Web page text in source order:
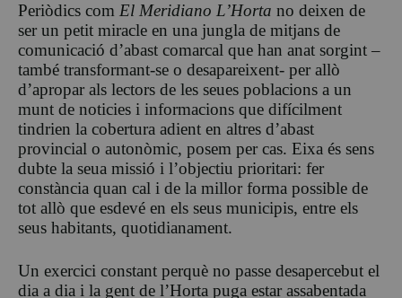
Periòdics com El Meridiano L’Horta no deixen de
ser un petit miracle en una jungla de mitjans de
comunicació d’abast comarcal que han anat sorgint –
també transformant-se o desapareixent- per allò
d’apropar als lectors de les seues poblacions a un
munt de noticies i informacions que difícilment
tindrien la cobertura adient en altres d’abast
provincial o autonòmic, posem per cas. Eixa és sens
dubte la seua missió i l’objectiu prioritari: fer
constància quan cal i de la millor forma possible de
tot allò que esdevé en els seus municipis, entre els
seus habitants, quotidianament.
Un exercici constant perquè no passe desapercebut el
dia a dia i la gent de l’Horta puga estar assabentada